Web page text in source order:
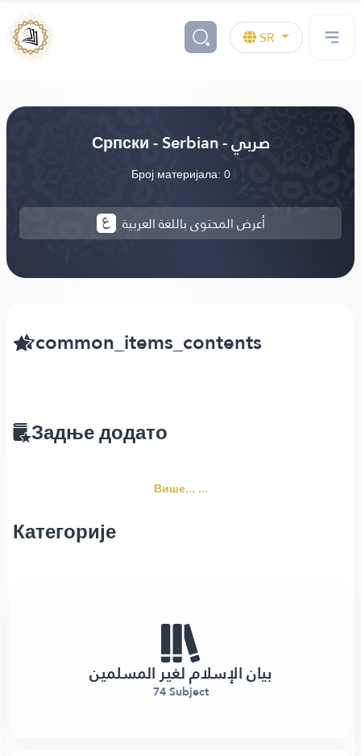
SR
Српски - Serbian - صربي
Број материјала: 0
أعرض المحتوى باللغة العربية
common_items_contents
Задње додато
Више... ...
Категорије
بيان الإسلام لغير المسلمين
74 Subject